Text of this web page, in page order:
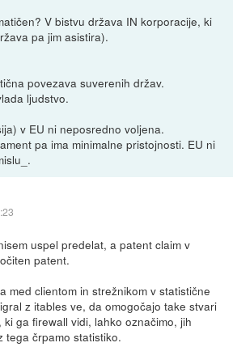
V bistvu država IN korporacije, ki
pa jim asistira).
povezava suverenih držav.
ljudstvo.
v EU ni neposredno voljena.
pa ima minimalne pristojnosti. EU ni
uspel predelat, a patent claim v
patent.
med clientom in strežnikom v statistične
z itables ve, da omogočajo take stvari
ga firewall vidi, lahko označimo, jih
tega črpamo statistiko.